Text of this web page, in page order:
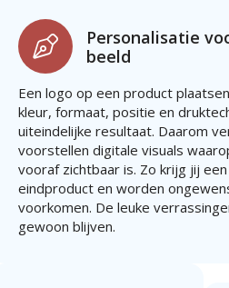
Personalisatie
beeld
Een logo op een product
kleur, formaat, positie en
uiteindelijke resultaat. Daarom
voorstellen digitale visuals
vooraf zichtbaar is. Zo krijg jij
eindproduct en worden
voorkomen. De leuke
gewoon blijven.